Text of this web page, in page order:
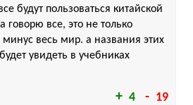
4 19
будут пользоваться китайской
говорю все, это не только
минус весь мир. а названия этих
увидеть в учебниках